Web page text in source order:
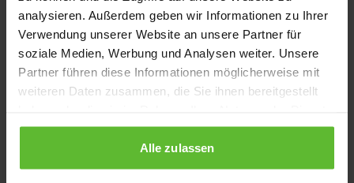
analysieren. Außerdem geben wir Informationen zu Ihrer
Verwendung unserer Website an unsere Partner für
soziale Medien, Werbung und Analysen weiter. Unsere
Partner führen diese Informationen möglicherweise mit
weiteren Daten zusammen, die Sie ihnen bereitgestellt
gesammelt haben.
Alle zulassen
Application error: a client-side exception has occurred
loading www.kurzwego.de (see the browser console for more
information).